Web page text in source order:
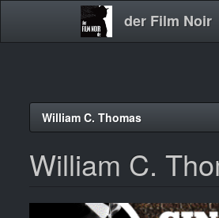
der Film Noir
Main
William C. Thomas
William C.